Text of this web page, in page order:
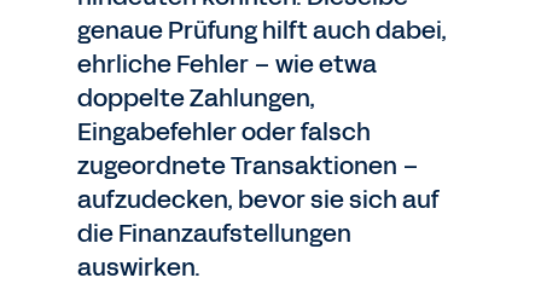
genaue Prüfung hilft auch dabei,
ehrliche Fehler – wie etwa
doppelte Zahlungen,
Eingabefehler oder falsch
zugeordnete Transaktionen –
aufzudecken, bevor sie sich auf
die Finanzaufstellungen
auswirken.